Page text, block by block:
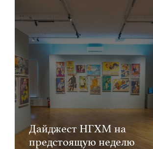
Дайджест НГХМ на
предстоящую неделю